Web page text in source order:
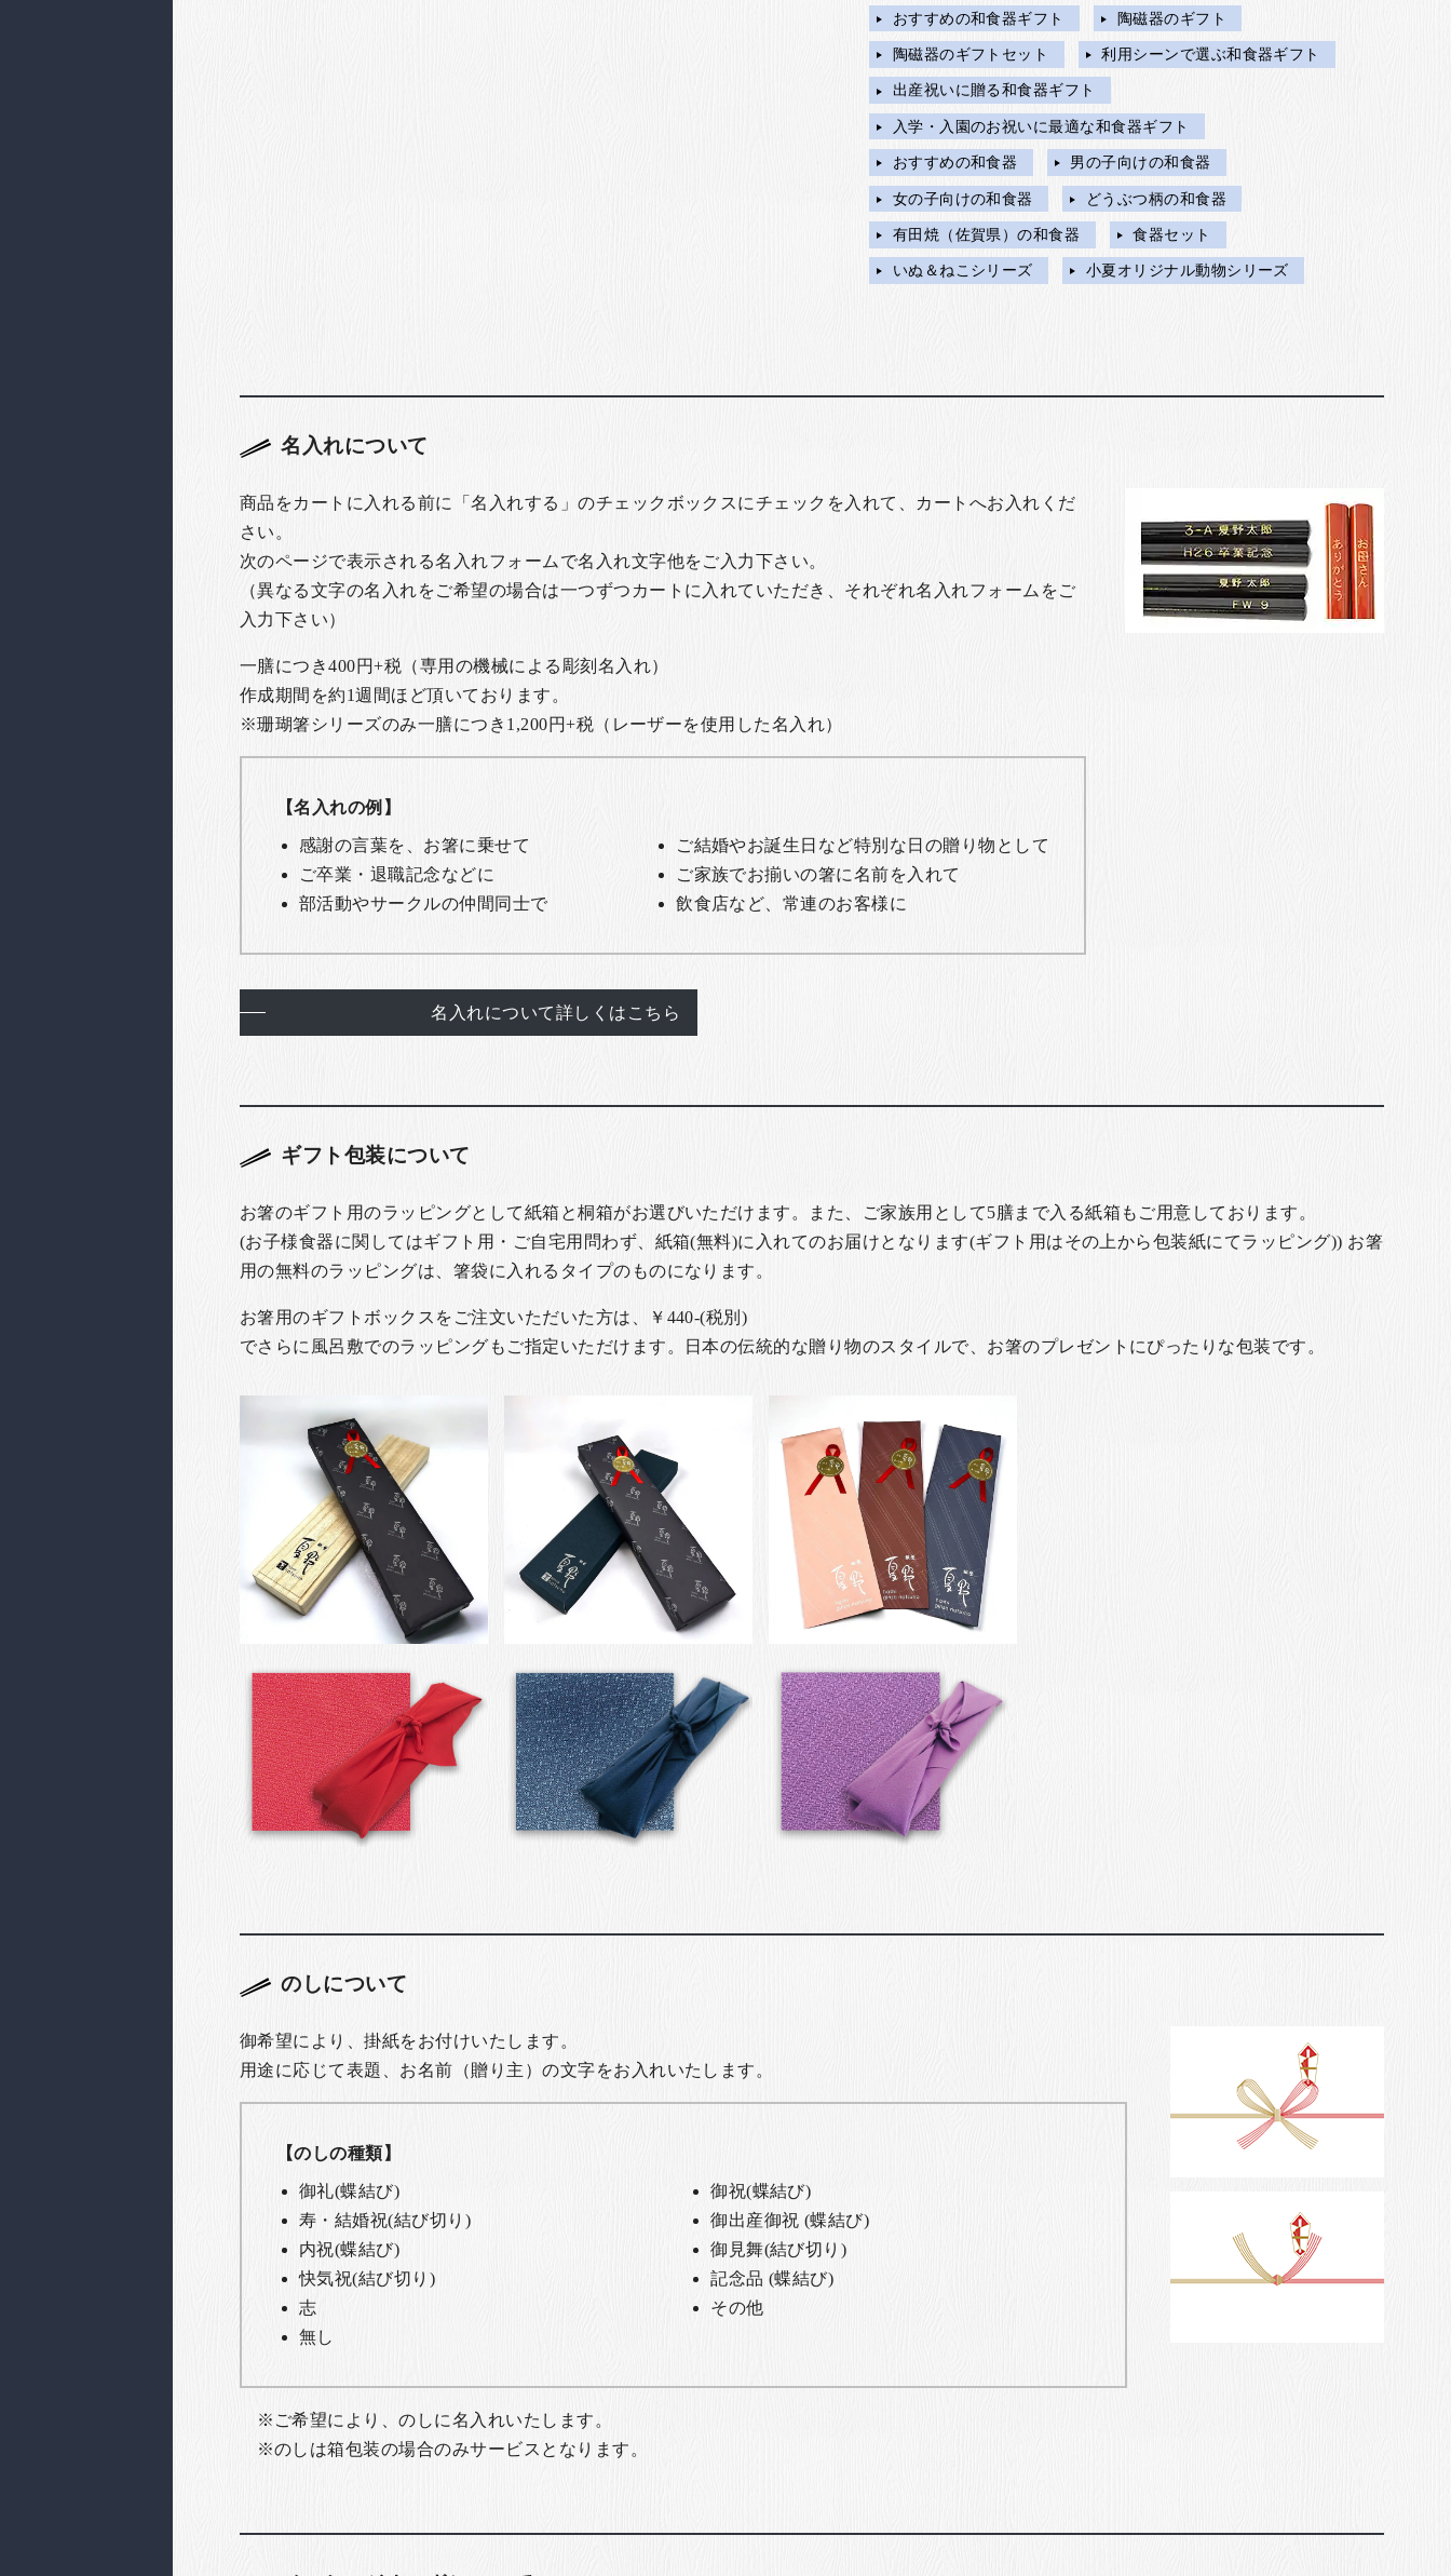
おすすめの和食器ギフト 陶磁器のギフト
陶磁器のギフトセット 利用シーンで選ぶ和食器ギフト
出産祝いに贈る和食器ギフト
入学・入園のお祝いに最適な和食器ギフト
おすすめの和食器 男の子向けの和食器
女の子向けの和食器 どうぶつ柄の和食器
有田焼（佐賀県）の和食器 食器セット
いぬ＆ねこシリーズ 小夏オリジナル動物シリーズ
名入れについて
商品をカートに入れる前に「名入れする」のチェックボックスにチェックを入れて、カートへお入れくだ
さい。
次のページで表示される名入れフォームで名入れ文字他をご入力下さい。
（異なる文字の名入れをご希望の場合は一つずつカートに入れていただき、それぞれ名入れフォームをご
入力下さい）
一膳につき400円+税（専用の機械による彫刻名入れ）
作成期間を約1週間ほど頂いております。
※珊瑚箸シリーズのみ一膳につき1,200円+税 （レーザーを使用した名入れ）
【名入れの例】
感謝の言葉を、お箸に乗せて
ご結婚やお誕生日など特別な日の贈り物として
ご卒業・退職記念などに
ご家族でお揃いの箸に名前を入れて
部活動やサークルの仲間同士で
飲食店など、常連のお客様に
名入れについて詳しくはこちら
ギフト包装について
お箸のギフト用のラッピングとして紙箱と桐箱がお選びいただけます。また、ご家族用として5膳まで入る紙箱もご用意しております。
(お子様食器に関してはギフト用・ご自宅用問わず、紙箱(無料)に入れてのお届けとなります(ギフト用はその上から包装紙にてラッピング)) お箸
用の無料のラッピングは、箸袋に入れるタイプのものになります。
お箸用のギフトボックスをご注文いただいた方は、￥440-(税別)
でさらに風呂敷でのラッピングもご指定いただけます。日本の伝統的な贈り物のスタイルで、お箸のプレゼントにぴったりな包装です。
のしについて
御希望により、掛紙をお付けいたします。
用途に応じて表題、お名前（贈り主）の文字をお入れいたします。
【のしの種類】
御礼(蝶結び)
御祝(蝶結び)
寿・結婚祝(結び切り)
御出産御祝 (蝶結び)
内祝(蝶結び)
御見舞(結び切り)
快気祝(結び切り)
記念品 (蝶結び)
志
その他
無し
ご希望により、のしに名入れいたします。
のしは箱包装の場合のみサービスとなります。